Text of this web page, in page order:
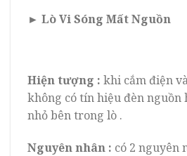
► Lò Vi Sóng Mất Nguồn
Hiện tượng : khi cắm điện
không có tín hiệu đèn nguồn
nhỏ bên trong lò .
Nguyên nhân : có 2 nguyên